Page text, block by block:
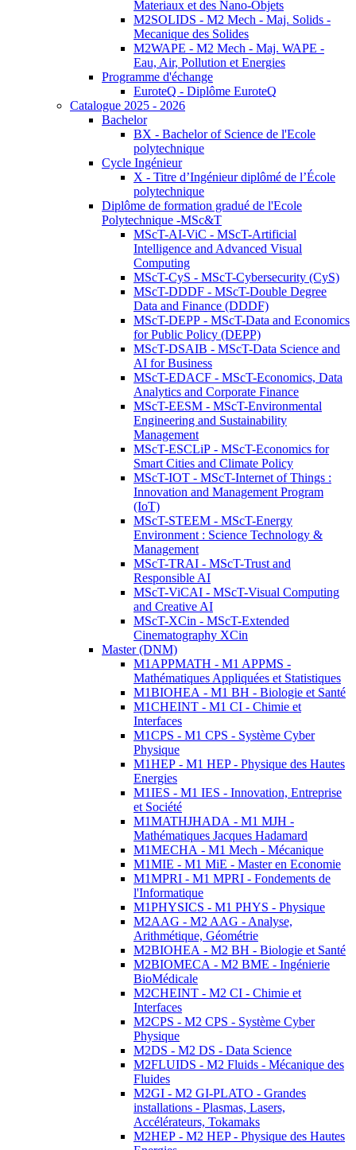
Materiaux et des Nano-Objets
M2SOLIDS - M2 Mech - Maj. Solids -
Mecanique des Solides
M2WAPE - M2 Mech - Maj. WAPE -
Eau, Air, Pollution et Energies
Programme d'échange
EuroteQ - Diplôme EuroteQ
Catalogue 2025 - 2026
Bachelor
BX - Bachelor of Science de l'Ecole
polytechnique
Cycle Ingénieur
X - Titre d’Ingénieur diplômé de l’École
polytechnique
Diplôme de formation gradué de l'Ecole
Polytechnique -MSc&T
MScT-AI-ViC - MScT-Artificial
Intelligence and Advanced Visual
Computing
MScT-CyS - MScT-Cybersecurity (CyS)
MScT-DDDF - MScT-Double Degree
Data and Finance (DDDF)
MScT-DEPP - MScT-Data and Economics
for Public Policy (DEPP)
MScT-DSAIB - MScT-Data Science and
AI for Business
MScT-EDACF - MScT-Economics, Data
Analytics and Corporate Finance
MScT-EESM - MScT-Environmental
Engineering and Sustainability
Management
MScT-ESCLiP - MScT-Economics for
Smart Cities and Climate Policy
MScT-IOT - MScT-Internet of Things :
Innovation and Management Program
(IoT)
MScT-STEEM - MScT-Energy
Environment : Science Technology &
Management
MScT-TRAI - MScT-Trust and
Responsible AI
MScT-ViCAI - MScT-Visual Computing
and Creative AI
MScT-XCin - MScT-Extended
Cinematography XCin
Master (DNM)
M1APPMATH - M1 APPMS -
Mathématiques Appliquées et Statistiques
M1BIOHEA - M1 BH - Biologie et Santé
M1CHEINT - M1 CI - Chimie et
Interfaces
M1CPS - M1 CPS - Système Cyber
Physique
M1HEP - M1 HEP - Physique des Hautes
Energies
M1IES - M1 IES - Innovation, Entreprise
et Société
M1MATHJHADA - M1 MJH -
Mathématiques Jacques Hadamard
M1MECHA - M1 Mech - Mécanique
M1MIE - M1 MiE - Master en Economie
M1MPRI - M1 MPRI - Fondements de
l'Informatique
M1PHYSICS - M1 PHYS - Physique
M2AAG - M2 AAG - Analyse,
Arithmétique, Géométrie
M2BIOHEA - M2 BH - Biologie et Santé
M2BIOMECA - M2 BME - Ingénierie
BioMédicale
M2CHEINT - M2 CI - Chimie et
Interfaces
M2CPS - M2 CPS - Système Cyber
Physique
M2DS - M2 DS - Data Science
M2FLUIDS - M2 Fluids - Mécanique des
Fluides
M2GI - M2 GI-PLATO - Grandes
installations - Plasmas, Lasers,
Accélérateurs, Tokamaks
M2HEP - M2 HEP - Physique des Hautes